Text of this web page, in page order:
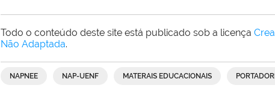
Todo o conteúdo deste site está publicado sob a licença
Não Adaptada.
NAPNEE NAP-UENF MATERAIS EDUCACIONAIS